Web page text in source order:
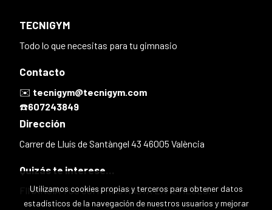
TECNIGYM
Todo lo que necesitas para tu gimnasio
Contacto
✉️ tecnigym@tecnigym.com
☎️607243849
Dirección
Carrer de Lluís de Santàngel 43 46005 València
Quizás te interese...
FINANCIA TUS COMPRAS HASTA EN 12 MESES.
Utilizamos cookies propias y terceros para obtener datos
estadísticos de la navegación de nuestros usuarios y mejorar